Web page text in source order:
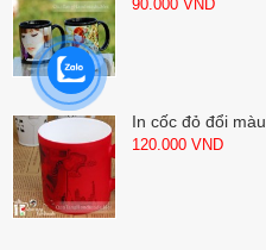
90.000 VND
In cốc đỏ đổi màu
120.000 VND